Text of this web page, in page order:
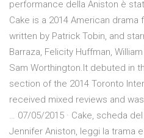
performance della Aniston è
Cake is a 2014 American drama
written by Patrick Tobin, and
Barraza, Felicity Huffman,
Sam Worthington.It debuted in
section of the 2014 Toronto
received mixed reviews and
… 07/05/2015 · Cake, scheda
Jennifer Aniston, leggi la trama